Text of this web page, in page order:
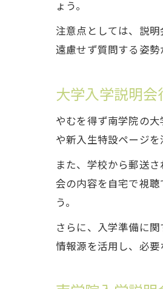
ょう。
注意点としては、説
遠慮せず質問する姿勢
大学入学説明
やむを得ず南学院の
や新入生特設ページを
また、学校から郵送
会の内容を自宅で視
う。
さらに、入学準備に
情報源を活用し、必要